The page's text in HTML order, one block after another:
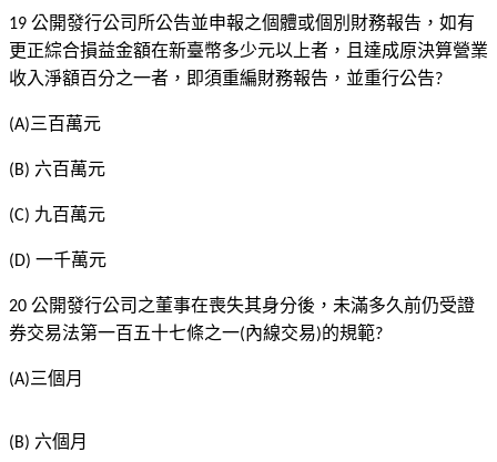
19 公開發行公司所公告並申報之個體或個別財務報告，如有
更正綜合損益金額在新臺幣多少元以上者，且達成原決算營業
收入淨額百分之一者，即須重編財務報告，並重行公告?
(A)三百萬元
(B) 六百萬元
(C) 九百萬元
(D) 一千萬元
20 公開發行公司之董事在喪失其身分後，未滿多久前仍受證
券交易法第一百五十七條之一(內線交易)的規範?
(A)三個月
(B) 六個月